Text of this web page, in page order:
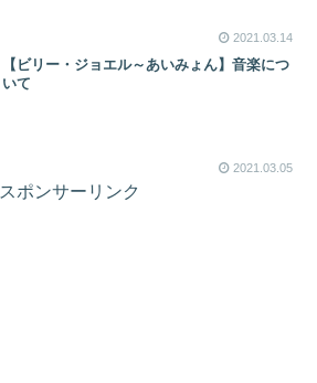
2021.03.14
【ビリー・ジョエル～あいみょん】音楽につ
いて
2021.03.05
スポンサーリンク